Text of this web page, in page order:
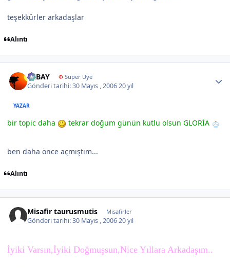
teşekkürler arkadaşlar
Alıntı
ERBAY ΦSüper Üye
Gönderi tarihi:30 Mayıs , 200620 yıl
YAZAR
bir topic daha tekrar doğum günün kutlu olsun GLORİA
ben daha önce açmıştım...
Alıntı
Misafir taurusmutis Misafirler
Gönderi tarihi:30 Mayıs , 200620 yıl
İyiki Varsın,İyiki Doğmuşsun,Nice Yıllara Arkadaşım..